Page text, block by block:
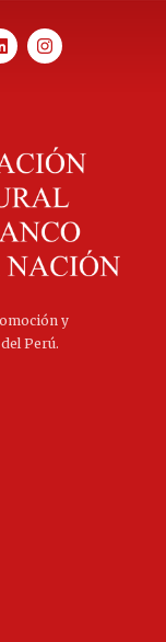
y
Perú.